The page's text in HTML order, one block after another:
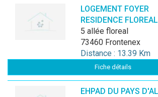
LOGEMENT FOYER
RESIDENCE FLOREAL
5 allée floreal
73460 Frontenex
Distance : 13.39 Km
Fiche détails
EHPAD DU PAYS